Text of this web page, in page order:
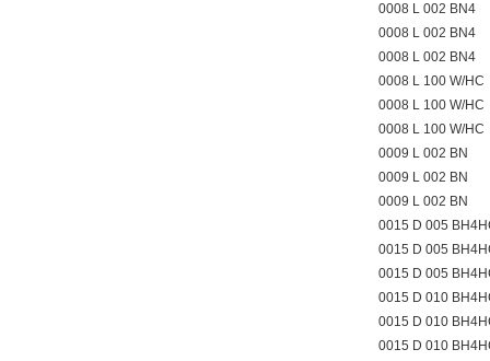
0008 L 002 BN4
0008 L 002 BN4
0008 L 002 BN4
0008 L 100 W/HC
0008 L 100 W/HC
0008 L 100 W/HC
0009 L 002 BN
0009 L 002 BN
0009 L 002 BN
0015 D 005
0015 D 005
0015 D 005
0015 D 010
0015 D 010
0015 D 010